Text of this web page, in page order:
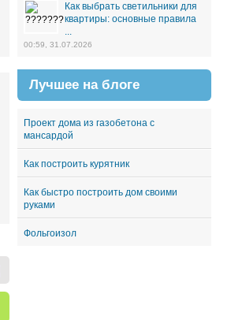
Как выбрать светильники для
квартиры: основные правила
...
00:59, 31.07.2026
Лучшее на блоге
Проект дома из газобетона с
мансардой
Как построить курятник
Как быстро построить дом своими
руками
Фольгоизол